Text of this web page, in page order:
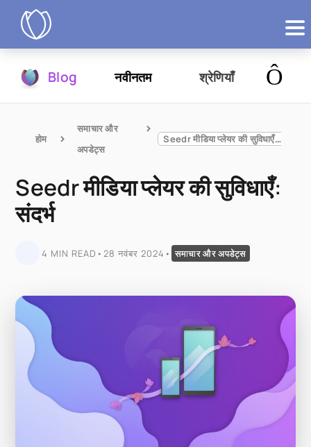
आज़माएं
Blog नवीनतम श्रेणियाँ
होम
समाचार और
अपडेट्स
Seedr मीडिया प्लेयर की सुविधाएँ: संदर्भ
Seedr मीडिया प्लेयर की सुविधाएँ:
संदर्भ
4 MIN READ • 28 नवंबर 2024 • समाचार और अपडेट्स